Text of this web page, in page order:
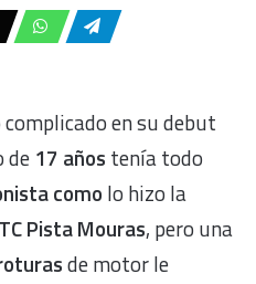
en su debut
de 17 años tenía todo
como lo hizo la
TC Pista Mouras, pero una
de motor le